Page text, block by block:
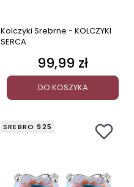
Kolczyki Srebrne - KOLCZYKI
SERCA
Cena
99,99 zł
DO KOSZYKA
SREBRO 925